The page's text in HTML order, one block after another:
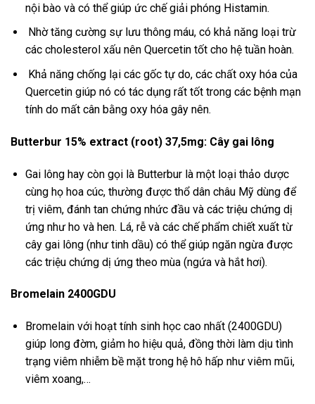
nội bào và có thể giúp ức chế giải phóng Histamin.
Nhờ tăng cường sự lưu thông máu, có khả năng loại trừ
các cholesterol xấu nên Quercetin tốt cho hệ tuần hoàn.
Khả năng chống lại các gốc tự do, các chất oxy hóa của
Quercetin giúp nó có tác dụng rất tốt trong các bệnh mạn
tính do mất cân bằng oxy hóa gây nên.
Butterbur 15% extract (root) 37,5mg: Cây gai lông
Gai lông hay còn gọi là Butterbur là một loại thảo dược
cùng họ hoa cúc, thường được thổ dân châu Mỹ dùng để
trị viêm, đánh tan chứng nhức đầu và các triệu chứng dị
ứng như ho và hen. Lá, rễ và các chế phẩm chiết xuất từ
cây gai lông (như tinh dầu) có thể giúp ngăn ngừa được
các triệu chứng dị ứng theo mùa (ngứa và hắt hơi).
Bromelain 2400GDU
Bromelain với hoạt tính sinh học cao nhất (2400GDU)
giúp long đờm, giảm ho hiệu quả, đồng thời làm dịu tình
trạng viêm nhiễm bề mặt trong hệ hô hấp như viêm mũi,
viêm xoang,…